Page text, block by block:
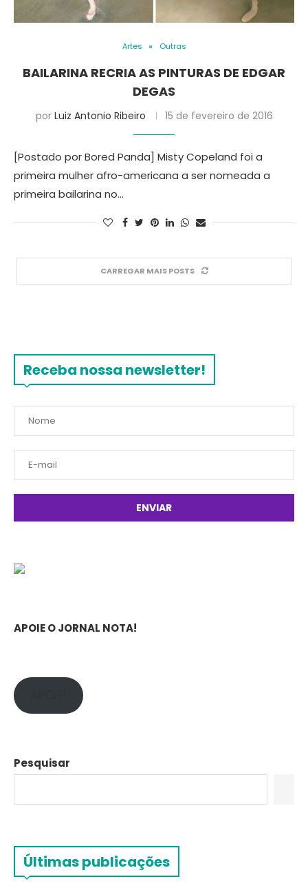
Artes Outras
BAILARINA RECRIA AS PINTURAS DE EDGAR
DEGAS
por Luiz Antonio Ribeiro 15 de fevereiro de 2016
[Postado por Bored Panda] Misty Copeland foi a
primeira mulher afro-americana a ser nomeada a
primeira bailarina no…
CARREGAR MAIS POSTS
Receba nossa newsletter!
APOIE O JORNAL NOTA!
Pesquisar
Últimas publicações